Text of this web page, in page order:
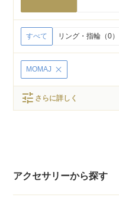
アクセサリーから探す
すべて リング・指輪（0）
MOMAJ
tune さらに詳しく